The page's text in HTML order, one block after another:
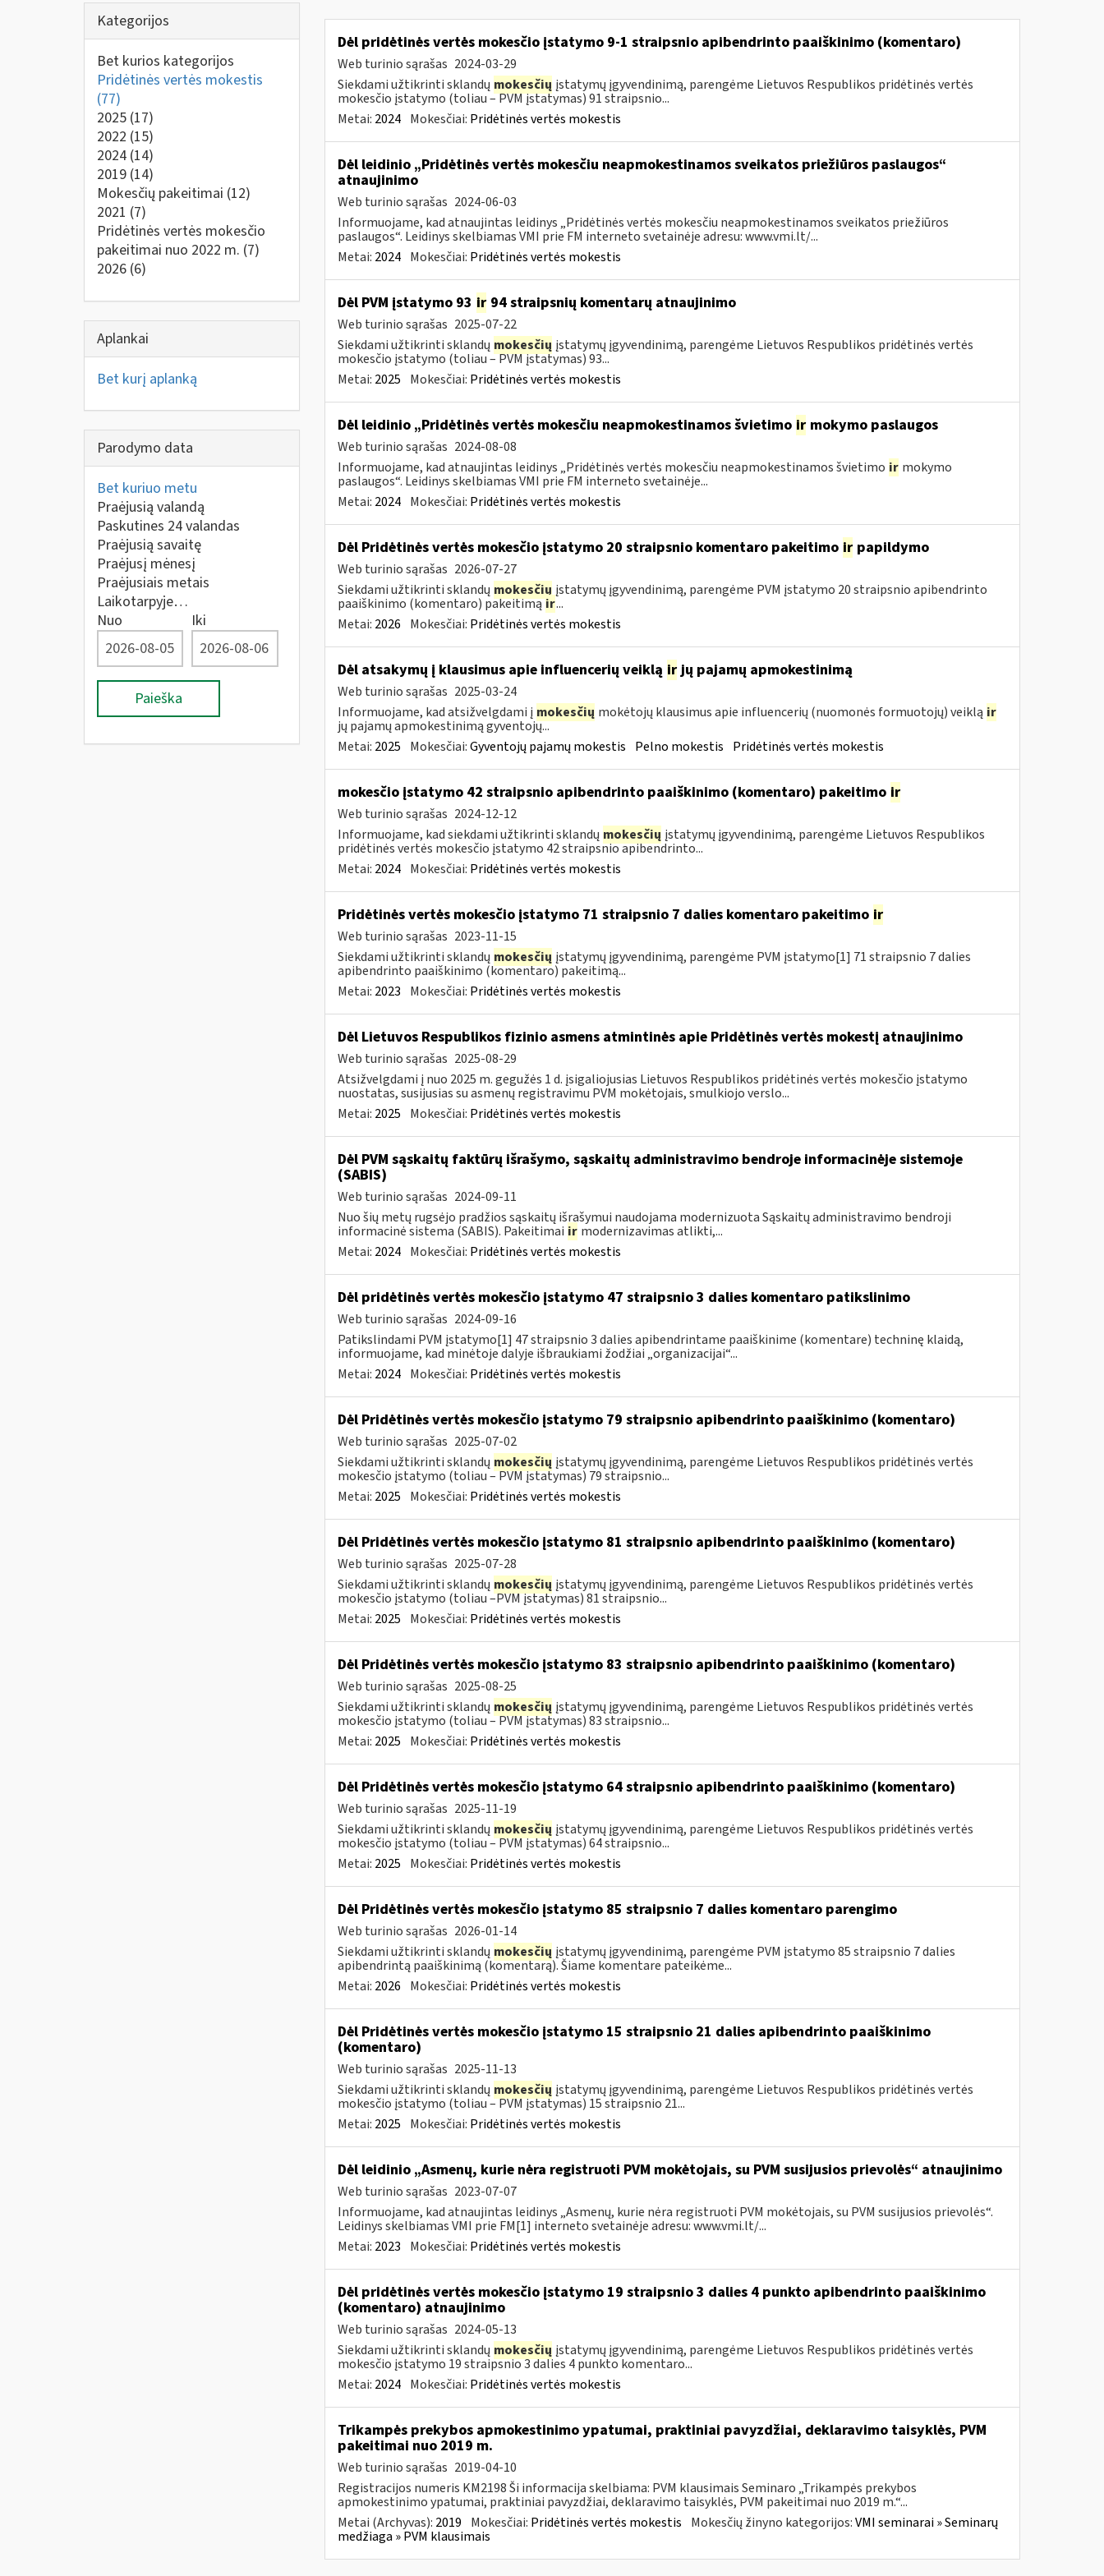
Kategorijos
Bet kurios kategorijos
Pridėtinės vertės mokestis
(77)
2025 (17)
2022 (15)
2024 (14)
2019 (14)
Mokesčių pakeitimai (12)
2021 (7)
Pridėtinės vertės mokesčio
pakeitimai nuo 2022 m. (7)
2026 (6)
Aplankai
Bet kurį aplanką
Parodymo data
Bet kuriuo metu
Praėjusią valandą
Paskutines 24 valandas
Praėjusią savaitę
Praėjusį mėnesį
Praėjusiais metais
Laikotarpyje…
Nuo
Iki
Paieška
Dėl pridėtinės vertės mokesčio įstatymo 9-1 straipsnio apibendrinto paaiškinimo (komentaro)
Web turinio sąrašas 2024-03-29
Siekdami užtikrinti sklandų mokesčių įstatymų įgyvendinimą, parengėme Lietuvos Respublikos pridėtinės vertės
mokesčio įstatymo (toliau – PVM įstatymas) 91 straipsnio...
Metai: 2024 Mokesčiai: Pridėtinės vertės mokestis
Dėl leidinio „Pridėtinės vertės mokesčiu neapmokestinamos sveikatos priežiūros paslaugos“
atnaujinimo
Web turinio sąrašas 2024-06-03
Informuojame, kad atnaujintas leidinys „Pridėtinės vertės mokesčiu neapmokestinamos sveikatos priežiūros
paslaugos“. Leidinys skelbiamas VMI prie FM interneto svetainėje adresu: www.vmi.lt/...
Metai: 2024 Mokesčiai: Pridėtinės vertės mokestis
Dėl PVM įstatymo 93 ir94 straipsnių komentarų atnaujinimo
Web turinio sąrašas 2025-07-22
Siekdami užtikrinti sklandų mokesčių įstatymų įgyvendinimą, parengėme Lietuvos Respublikos pridėtinės vertės
mokesčio įstatymo (toliau – PVM įstatymas) 93...
Metai: 2025 Mokesčiai: Pridėtinės vertės mokestis
Dėl leidinio „Pridėtinės vertės mokesčiu neapmokestinamos švietimo irmokymo paslaugos
Web turinio sąrašas 2024-08-08
Informuojame, kad atnaujintas leidinys „Pridėtinės vertės mokesčiu neapmokestinamos švietimo ir mokymo
paslaugos“. Leidinys skelbiamas VMI prie FM interneto svetainėje...
Metai: 2024 Mokesčiai: Pridėtinės vertės mokestis
Dėl Pridėtinės vertės mokesčio įstatymo 20 straipsnio komentaro pakeitimo irpapildymo
Web turinio sąrašas 2026-07-27
Siekdami užtikrinti sklandų mokesčių įstatymų įgyvendinimą, parengėme PVM įstatymo 20 straipsnio apibendrinto
paaiškinimo (komentaro) pakeitimąir...
Metai: 2026 Mokesčiai: Pridėtinės vertės mokestis
Dėl atsakymų į klausimus apie influencerių veiklą irjų pajamų apmokestinimą
Web turinio sąrašas 2025-03-24
Informuojame, kad atsižvelgdami į mokesčių mokėtojų klausimus apie influencerių (nuomonės formuotojų) veiklą ir
jų pajamų apmokestinimą gyventojų...
Metai: 2025 Mokesčiai:Gyventojų pajamų mokestis Pelno mokestis Pridėtinės vertės mokestis
mokesčio įstatymo 42 straipsnio apibendrinto paaiškinimo (komentaro) pakeitimo ir
Web turinio sąrašas 2024-12-12
Informuojame, kad siekdami užtikrinti sklandų mokesčių įstatymų įgyvendinimą, parengėme Lietuvos Respublikos
pridėtinės vertės mokesčio įstatymo 42 straipsnio apibendrinto...
Metai: 2024 Mokesčiai: Pridėtinės vertės mokestis
Pridėtinės vertės mokesčio įstatymo 71 straipsnio 7 dalies komentaro pakeitimo ir
Web turinio sąrašas 2023-11-15
Siekdami užtikrinti sklandų mokesčių įstatymų įgyvendinimą, parengėme PVM įstatymo[1] 71 straipsnio 7 dalies
apibendrinto paaiškinimo (komentaro) pakeitimą...
Metai: 2023 Mokesčiai: Pridėtinės vertės mokestis
Dėl Lietuvos Respublikos fizinio asmens atmintinės apie Pridėtinės vertės mokestį atnaujinimo
Web turinio sąrašas 2025-08-29
Atsižvelgdami į nuo 2025 m. gegužės 1 d. įsigaliojusias Lietuvos Respublikos pridėtinės vertės mokesčio įstatymo
nuostatas, susijusias su asmenų registravimu PVM mokėtojais, smulkiojo verslo...
Metai: 2025 Mokesčiai: Pridėtinės vertės mokestis
Dėl PVM sąskaitų faktūrų išrašymo, sąskaitų administravimo bendroje informacinėje sistemoje
(SABIS)
Web turinio sąrašas 2024-09-11
Nuo šių metų rugsėjo pradžios sąskaitų išrašymui naudojama modernizuota Sąskaitų administravimo bendroji
informacinė sistema (SABIS). Pakeitimai ir modernizavimas atlikti,...
Metai: 2024 Mokesčiai: Pridėtinės vertės mokestis
Dėl pridėtinės vertės mokesčio įstatymo 47 straipsnio 3 dalies komentaro patikslinimo
Web turinio sąrašas 2024-09-16
Patikslindami PVM įstatymo[1] 47 straipsnio 3 dalies apibendrintame paaiškinime (komentare) techninę klaidą,
informuojame, kad minėtoje dalyje išbraukiami žodžiai „organizacijai“...
Metai: 2024 Mokesčiai: Pridėtinės vertės mokestis
Dėl Pridėtinės vertės mokesčio įstatymo 79 straipsnio apibendrinto paaiškinimo (komentaro)
Web turinio sąrašas 2025-07-02
Siekdami užtikrinti sklandų mokesčių įstatymų įgyvendinimą, parengėme Lietuvos Respublikos pridėtinės vertės
mokesčio įstatymo (toliau – PVM įstatymas) 79 straipsnio...
Metai: 2025 Mokesčiai: Pridėtinės vertės mokestis
Dėl Pridėtinės vertės mokesčio įstatymo 81 straipsnio apibendrinto paaiškinimo (komentaro)
Web turinio sąrašas 2025-07-28
Siekdami užtikrinti sklandų mokesčių įstatymų įgyvendinimą, parengėme Lietuvos Respublikos pridėtinės vertės
mokesčio įstatymo (toliau –PVM įstatymas) 81 straipsnio...
Metai: 2025 Mokesčiai: Pridėtinės vertės mokestis
Dėl Pridėtinės vertės mokesčio įstatymo 83 straipsnio apibendrinto paaiškinimo (komentaro)
Web turinio sąrašas 2025-08-25
Siekdami užtikrinti sklandų mokesčių įstatymų įgyvendinimą, parengėme Lietuvos Respublikos pridėtinės vertės
mokesčio įstatymo (toliau – PVM įstatymas) 83 straipsnio...
Metai: 2025 Mokesčiai: Pridėtinės vertės mokestis
Dėl Pridėtinės vertės mokesčio įstatymo 64 straipsnio apibendrinto paaiškinimo (komentaro)
Web turinio sąrašas 2025-11-19
Siekdami užtikrinti sklandų mokesčių įstatymų įgyvendinimą, parengėme Lietuvos Respublikos pridėtinės vertės
mokesčio įstatymo (toliau – PVM įstatymas) 64 straipsnio...
Metai: 2025 Mokesčiai: Pridėtinės vertės mokestis
Dėl Pridėtinės vertės mokesčio įstatymo 85 straipsnio 7 dalies komentaro parengimo
Web turinio sąrašas 2026-01-14
Siekdami užtikrinti sklandų mokesčių įstatymų įgyvendinimą, parengėme PVM įstatymo 85 straipsnio 7 dalies
apibendrintą paaiškinimą (komentarą). Šiame komentare pateikėme...
Metai: 2026 Mokesčiai: Pridėtinės vertės mokestis
Dėl Pridėtinės vertės mokesčio įstatymo 15 straipsnio 21 dalies apibendrinto paaiškinimo
(komentaro)
Web turinio sąrašas 2025-11-13
Siekdami užtikrinti sklandų mokesčių įstatymų įgyvendinimą, parengėme Lietuvos Respublikos pridėtinės vertės
mokesčio įstatymo (toliau – PVM įstatymas) 15 straipsnio 21...
Metai: 2025 Mokesčiai: Pridėtinės vertės mokestis
Dėl leidinio „Asmenų, kurie nėra registruoti PVM mokėtojais, su PVM susijusios prievolės“ atnaujinimo
Web turinio sąrašas 2023-07-07
Informuojame, kad atnaujintas leidinys „Asmenų, kurie nėra registruoti PVM mokėtojais, su PVM susijusios prievolės“.
Leidinys skelbiamas VMI prie FM[1] interneto svetainėje adresu: www.vmi.lt/...
Metai: 2023 Mokesčiai: Pridėtinės vertės mokestis
Dėl pridėtinės vertės mokesčio įstatymo 19 straipsnio 3 dalies 4 punkto apibendrinto paaiškinimo
(komentaro) atnaujinimo
Web turinio sąrašas 2024-05-13
Siekdami užtikrinti sklandų mokesčių įstatymų įgyvendinimą, parengėme Lietuvos Respublikos pridėtinės vertės
mokesčio įstatymo 19 straipsnio 3 dalies 4 punkto komentaro...
Metai: 2024 Mokesčiai: Pridėtinės vertės mokestis
Trikampės prekybos apmokestinimo ypatumai, praktiniai pavyzdžiai, deklaravimo taisyklės, PVM
pakeitimai nuo 2019 m.
Web turinio sąrašas 2019-04-10
Registracijos numeris KM2198 Ši informacija skelbiama: PVM klausimais Seminaro „Trikampės prekybos
apmokestinimo ypatumai, praktiniai pavyzdžiai, deklaravimo taisyklės, PVM pakeitimai nuo 2019 m.“...
Metai (Archyvas): 2019 Mokesčiai: Pridėtinės vertės mokestis Mokesčių žinyno kategorijos:VMI seminarai » Seminarų
medžiaga » PVM klausimais